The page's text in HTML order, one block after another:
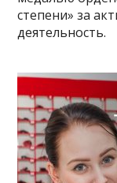
степени» за
деятельность.